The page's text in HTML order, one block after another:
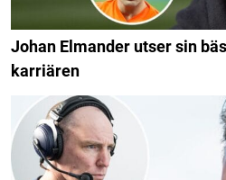
Johan Elmander utser sin
karriären